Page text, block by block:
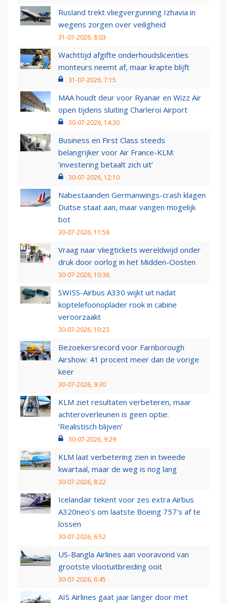
Rusland trekt vliegvergunning Izhavia in
wegens zorgen over veiligheid
31-07-2026, 8:03
Wachttijd afgifte onderhoudslicenties
monteurs neemt af, maar krapte blijft
31-07-2026, 7:15
MAA houdt deur voor Ryanair en Wizz Air
open tijdens sluiting Charleroi Airport
30-07-2026, 14:30
Business en First Class steeds
belangrijker voor Air France-KLM:
‘investering betaalt zich uit’
30-07-2026, 12:10
Nabestaanden Germanwings-crash klagen
Duitse staat aan, maar vangen mogelijk
bot
30-07-2026, 11:58
Vraag naar vliegtickets wereldwijd onder
druk door oorlog in het Midden-Oosten
30-07-2026, 10:36
SWISS-Airbus A330 wijkt uit nadat
koptelefoonoplader rook in cabine
veroorzaakt
30-07-2026, 10:23
Bezoekersrecord voor Farnborough
Airshow: 41 procent meer dan de vorige
keer
30-07-2026, 9:30
KLM ziet resultaten verbeteren, maar
achteroverleunen is geen optie:
‘Realistisch blijven’
30-07-2026, 9:29
KLM laat verbetering zien in tweede
kwartaal, maar de weg is nog lang
30-07-2026, 8:22
Icelandair tekent voor zes extra Airbus
A320neo's om laatste Boeing 757's af te
lossen
30-07-2026, 6:52
US-Bangla Airlines aan vooravond van
grootste vlootuitbreiding ooit
30-07-2026, 6:45
AIS Airlines gaat jaar langer door met